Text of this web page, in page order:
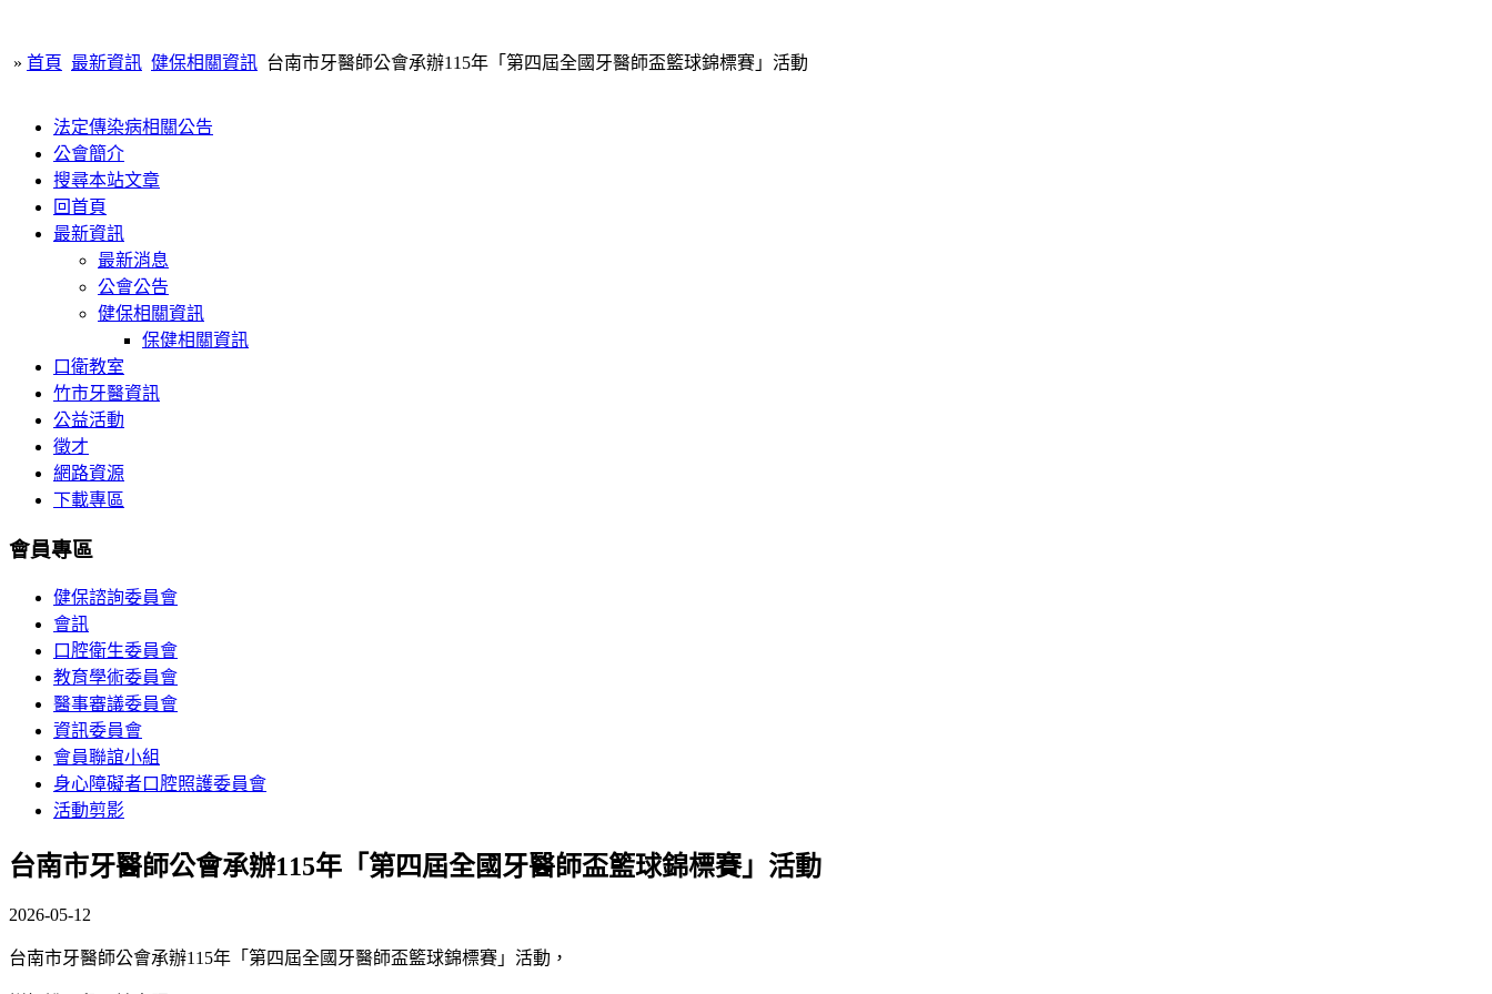
» 首頁 最新資訊 健保相關資訊 台南市牙醫師公會承辦115年「第四屆全國牙醫師盃籃球錦標賽」活動
法定傳染病相關公告
公會簡介
搜尋本站文章
回首頁
最新資訊
最新消息
公會公告
健保相關資訊
保健相關資訊
口衛教室
竹市牙醫資訊
公益活動
徵才
網路資源
下載專區
會員專區
健保諮詢委員會
會訊
口腔衛生委員會
教育學術委員會
醫事審議委員會
資訊委員會
會員聯誼小組
身心障礙者口腔照護委員會
活動剪影
台南市牙醫師公會承辦115年「第四屆全國牙醫師盃籃球錦標賽」活動
2026-05-12
台南市牙醫師公會承辦115年「第四屆全國牙醫師盃籃球錦標賽」活動，